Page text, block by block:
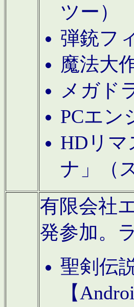
ツー）
弾銃フ
魔法大
メガド
PCエン
HDリマ
ナ」（
有限会社
発参加。
聖剣伝
【